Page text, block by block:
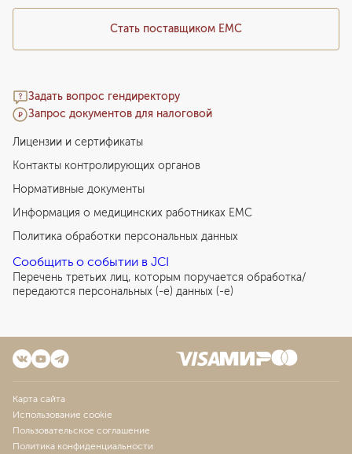
Стать поставщиком ЕМС
Задать вопрос гендиректору
Запрос документов для налоговой
Лицензии и сертификаты
Контакты контролирующих органов
Нормативные документы
Информация о медицинских работниках EMC
Политика обработки персональных данных
Сообщить о событии в JCI
Перечень третьих лиц, которым поручается обработка/
передаются персональных (-е) данных (-е)
Карта сайта
Использование cookie
Пользовательское соглашение
Политика конфиденциальности